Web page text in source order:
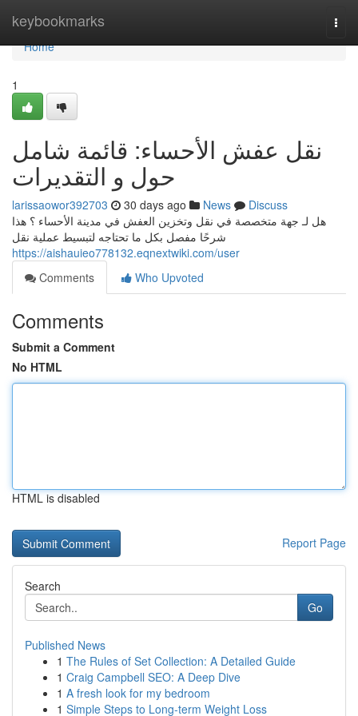
keybookmarks
Home
Home
1
نقل عفش الأحساء: قائمة شامل
حول و التقديرات
larissaowor392703 30 days ago News
Discuss
هل لـ جهة متخصصة في نقل وتخزين العفش في مدينة الأحساء ؟ هذا
شرحًا مفصل بكل ما تحتاجه لتبسيط عملية نقل
https://aishauieo778132.eqnextwiki.com/user
Comments
Who Upvoted
Comments
Submit a Comment
No HTML
HTML is disabled
Report Page
Search
Go
Published News
1 The Rules of Set Collection: A Detailed Guide
1 Craig Campbell SEO: A Deep Dive
1 A fresh look for my bedroom
1 Simple Steps to Long-term Weight Loss